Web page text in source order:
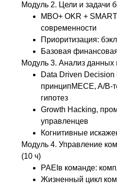
Модуль 2. Цели и задачи
MBO+ OKR +
современности
Приоритизация:
Базовая
Модуль 3. Анализ данных
Data Driven Decision
принципMECE, A/B-
гипотез
Growth Hacking,
управленцев
Когнитивные
Модуль 4. Управление
(10 ч)
PAEIв команде:
Жизненный цикл